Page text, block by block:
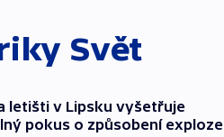
Svět
letišti v Lipsku vyšetřuje
pokus o způsobení exploze